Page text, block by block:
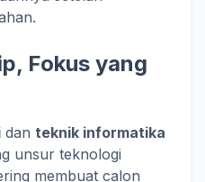
Fokus yang
dan teknik informatika
unsur teknologi
membuat calon